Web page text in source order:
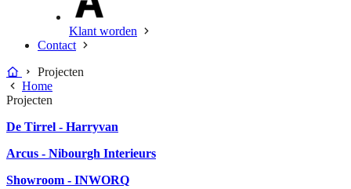
Klant worden
Contact
Projecten
Home
Projecten
De Tirrel - Harryvan
Arcus - Nibourgh Interieurs
Showroom - INWORQ